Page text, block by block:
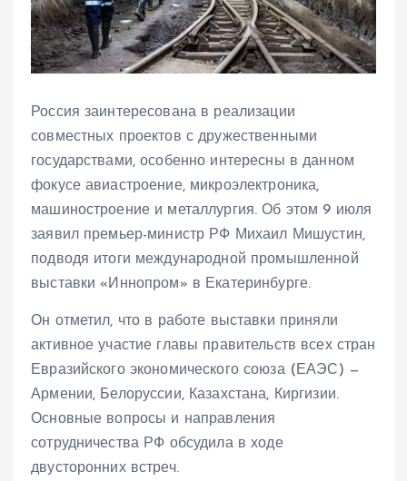
Россия заинтересована в реализации
совместных проектов с дружественными
государствами, особенно интересны в данном
фокусе авиастроение, микроэлектроника,
машиностроение и металлургия. Об этом 9 июля
заявил премьер-министр РФ Михаил Мишустин,
подводя итоги международной промышленной
выставки «Иннопром» в Екатеринбурге.
Он отметил, что в работе выставки приняли
активное участие главы правительств всех стран
Евразийского экономического союза (ЕАЭС) —
Армении, Белоруссии, Казахстана, Киргизии.
Основные вопросы и направления
сотрудничества РФ обсудила в ходе
двусторонних встреч.